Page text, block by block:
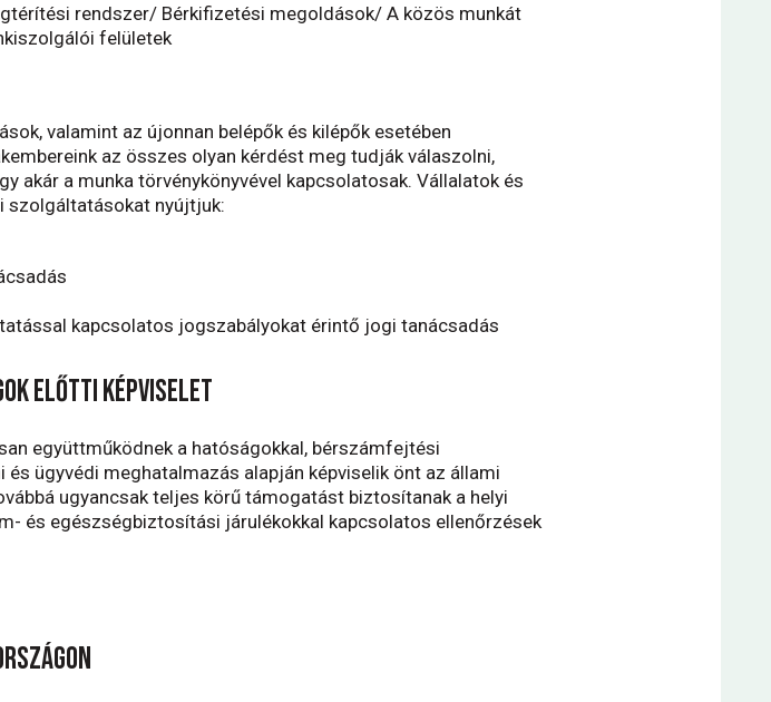
rendszer/ Bérkifizetési megoldások/ A közös munkát
felületek
valamint az újonnan belépők és kilépők esetében
az összes olyan kérdést meg tudják válaszolni,
akár a munka törvénykönyvével kapcsolatosak. Vállalatok és
szolgáltatásokat nyújtjuk:
kapcsolatos jogszabályokat érintő jogi tanácsadás
előtti képviselet
együttműködnek a hatóságokkal, bérszámfejtési
ügyvédi meghatalmazás alapján képviselik önt az állami
ugyancsak teljes körű támogatást biztosítanak a helyi
és egészségbiztosítási járulékokkal kapcsolatos ellenőrzések